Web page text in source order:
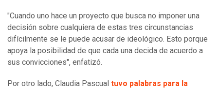
"Cuando uno hace un proyecto que busca no imponer una
decisión sobre cualquiera de estas tres circunstancias
difícilmente se le puede acusar de ideológico. Esto porque
apoya la posibilidad de que cada una decida de acuerdo a
sus convicciones", enfatizó.
Por otro lado, Claudia Pascual tuvo palabras para la